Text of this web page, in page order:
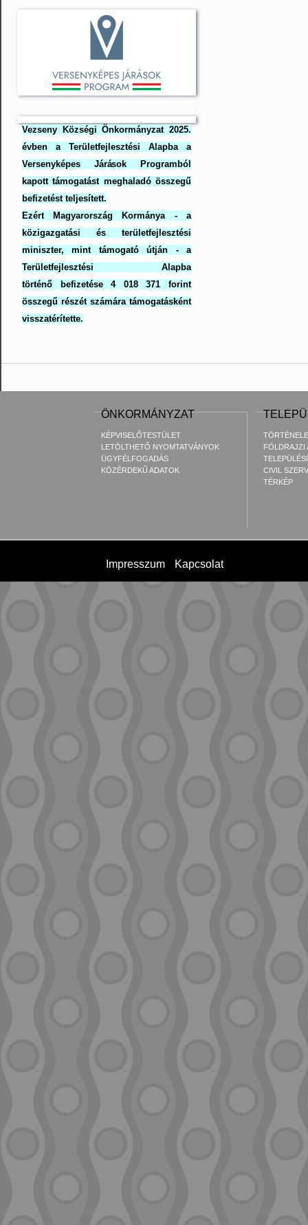
Vezseny Községi Önkormányzat 2025.
évben a Területfejlesztési Alapba a
Versenyképes Járások Programból
kapott támogatást meghaladó összegű
befizetést teljesített.
Ezért Magyarország Kormánya - a
közigazgatási és területfejlesztési
miniszter, mint támogató útján - a
Területfejlesztési Alapba
történő befizetése 4 018 371 forint
összegű részét számára támogatásként
visszatérítette.
ÖNKORMÁNYZAT
KÉPVISELŐTESTÜLET
LETÖLTHETŐ NYOMTATVÁNYOK
ÜGYFÉLFOGADÁS
KÖZÉRDEKŰ ADATOK
FÖLDRAJZI
CIVIL
TÉRKÉP
Impresszum Kapcsolat